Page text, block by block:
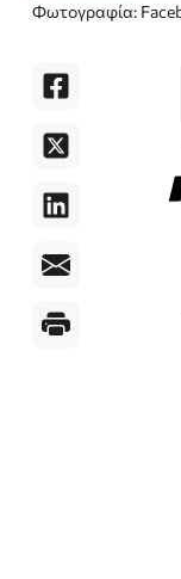
Φωτογραφία: